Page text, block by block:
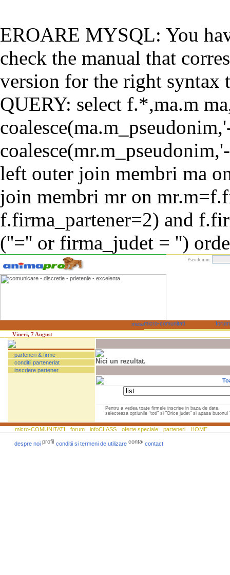
EROARE MYSQL: You
check the manual that
version for the right syntax
QUERY: select f.*,ma.m
left outer join membri ma
join membri mr on
f.firma_partener=2) and
(''='' or firma_judet = '')
Pseudonim:
Vineri, 7 August
parteneri & firme
conditii parteneriat
inscriere partener
Nici un rezultat.
Pentru a vedea toate firmele inscrise in baza de date,
selecteaza optiunile "toti" si "Orice judet" si apasa butonul
micro-COMUNITATI forum infoCLASS oferte speciale parteneri HOME
despre noi conditii si termeni de utilizare contact